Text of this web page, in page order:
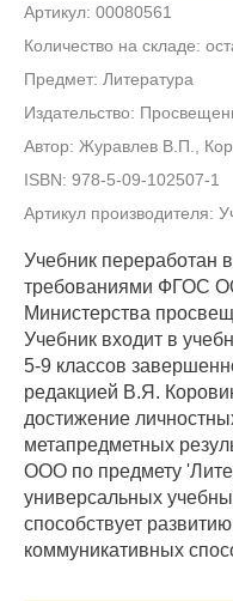
Артикул: 00080561
Количество на складе:
Предмет: Литература
Издательство:
Автор: Журавлев В.П.,
ISBN: 978-5-09-102507-1
Артикул производителя:
Учебник переработан
требованиями ФГОС
Министерства
Учебник входит в
5-9 классов
редакцией В.Я.
достижение
метапредметных
ООО по предмету
универсальных
способствует
коммуникативных